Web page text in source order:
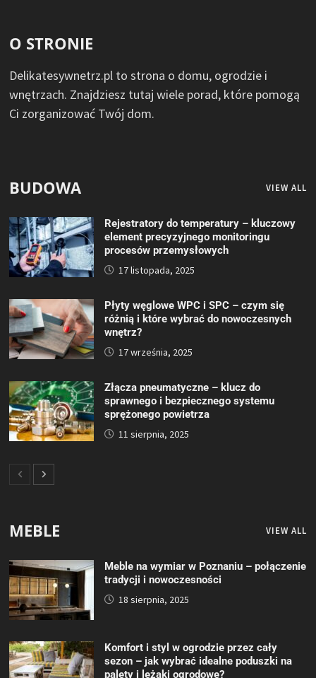
O STRONIE
Delikatesywnetrz.pl to strona o domu, ogrodzie i
wnętrzach. Znajdziesz tutaj wiele porad, które pomogą
Ci zorganizować Twój dom.
BUDOWA VIEW ALL
Rejestratory do temperatury – kluczowy
element precyzyjnego monitoringu
procesów przemysłowych
17 listopada, 2025
Płyty węglowe WPC i SPC – czym się
różnią i które wybrać do nowoczesnych
wnętrz?
17 września, 2025
Złącza pneumatyczne – klucz do
sprawnego i bezpiecznego systemu
sprężonego powietrza
11 sierpnia, 2025
MEBLE VIEW ALL
Meble na wymiar w Poznaniu – połączenie
tradycji i nowoczesności
18 sierpnia, 2025
Komfort i styl w ogrodzie przez cały
sezon – jak wybrać idealne poduszki na
palety i leżaki ogrodowe?